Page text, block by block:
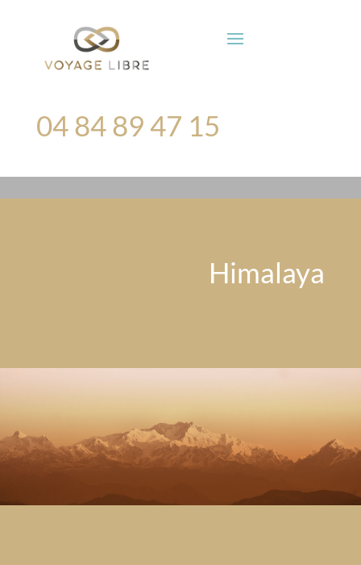
04 84 89 47 15
Himalaya